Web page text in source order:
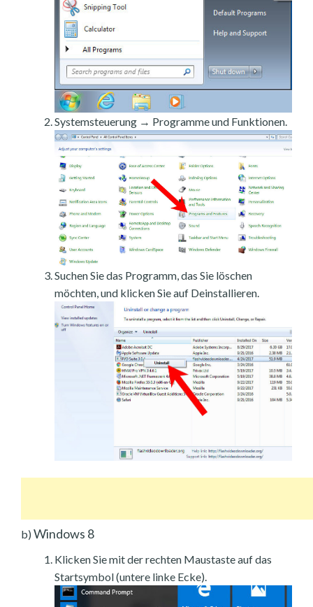
Systemsteuerung → Programme und Funktionen.
Suchen Sie das Programm, das Sie löschen
möchten, und klicken Sie auf Deinstallieren.
b) Windows 8
Klicken Sie mit der rechten Maustaste auf das
Startsymbol (untere linke Ecke).